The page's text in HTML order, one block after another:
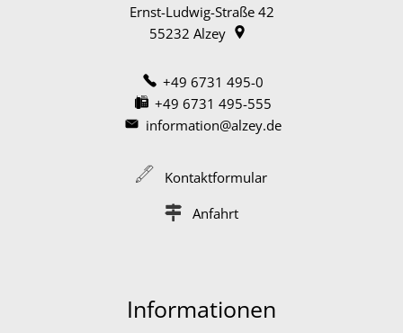
Ernst-Ludwig-Straße 42
55232 Alzey
+49 6731 495-0
+49 6731 495-555
information@alzey.de
Kontaktformular
Anfahrt
Informationen